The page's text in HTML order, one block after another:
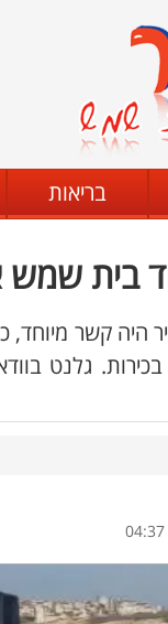
בריאות
בית שמש
היה קשר
גלנט